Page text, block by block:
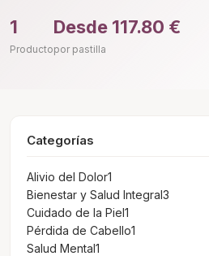
1
Producto
Desde 117.80 €
por pastilla
Categorías
Alivio del Dolor1
Bienestar y Salud Integral3
Cuidado de la Piel1
Pérdida de Cabello1
Salud Mental1